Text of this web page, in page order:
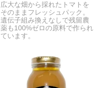
広大な畑から採れたトマトを
そのままフレッシュパック。
遺伝子組み換えなしで残留農
薬も100%ゼロの原料で作られ
ています。